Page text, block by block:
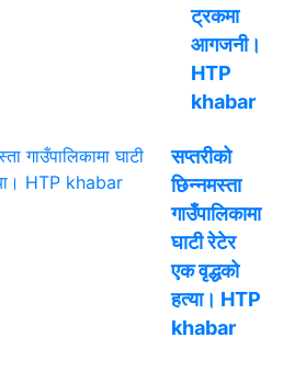
ट्रकमा
आगजनी।
HTP
khabar
सप्तरीको
छिन्नमस्ता
गाउँपालिकामा
घाटी रेटेर
एक वृद्धको
हत्या। HTP
khabar